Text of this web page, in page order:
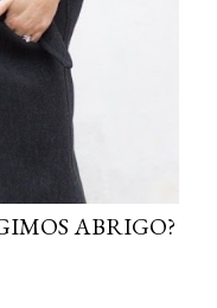
ABRIGO?